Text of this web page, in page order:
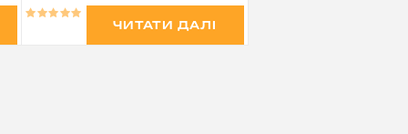
ЧИТАТИ ДАЛІ